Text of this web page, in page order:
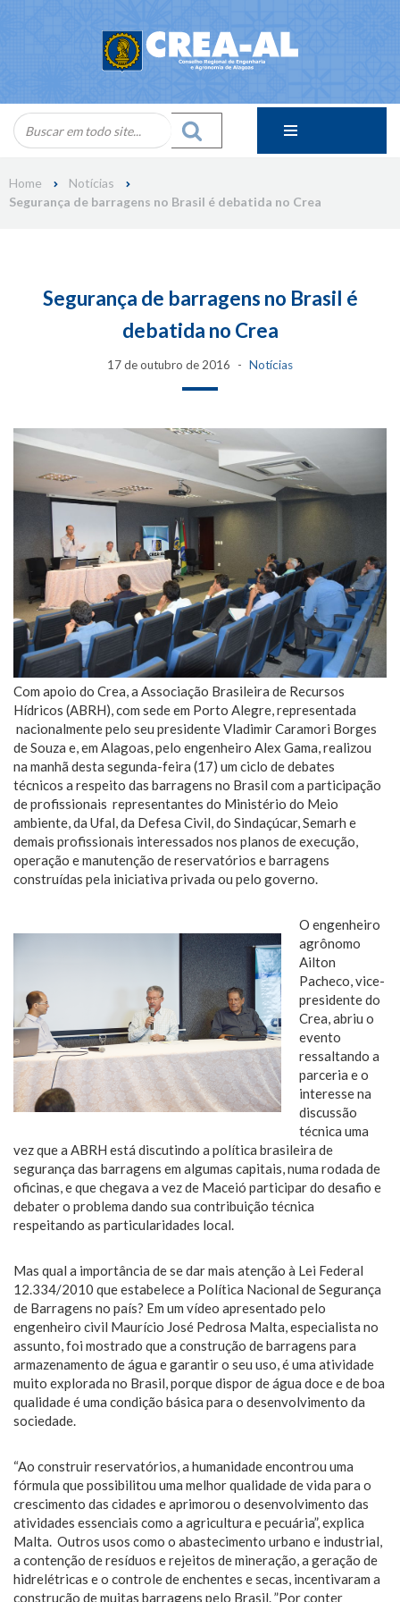
Home
Notícias
Segurança de barragens no Brasil é debatida no Crea
Segurança de barragens no Brasil é
debatida no Crea
17 de outubro de 2016 Notícias
Com apoio do Crea, a Associação Brasileira de Recursos
Hídricos (ABRH), com sede em Porto Alegre, representada
nacionalmente pelo seu presidente Vladimir Caramori Borges
de Souza e, em Alagoas, pelo engenheiro Alex Gama, realizou
na manhã desta segunda-feira (17) um ciclo de debates
técnicos a respeito das barragens no Brasil com a participação
de profissionais representantes do Ministério do Meio
ambiente, da Ufal, da Defesa Civil, do Sindaçúcar, Semarh e
demais profissionais interessados nos planos de execução,
operação e manutenção de reservatórios e barragens
construídas pela iniciativa privada ou pelo governo.
O engenheiro
agrônomo
Ailton
Pacheco, vice-
presidente do
Crea, abriu o
evento
ressaltando a
parceria e o
interesse na
discussão
técnica uma
vez que a ABRH está discutindo a política brasileira de
segurança das barragens em algumas capitais, numa rodada de
oficinas, e que chegava a vez de Maceió participar do desafio e
debater o problema dando sua contribuição técnica
respeitando as particularidades local.
Mas qual a importância de se dar mais atenção à Lei Federal
12.334/2010 que estabelece a Política Nacional de Segurança
de Barragens no país? Em um vídeo apresentado pelo
engenheiro civil Maurício José Pedrosa Malta, especialista no
assunto, foi mostrado que a construção de barragens para
armazenamento de água e garantir o seu uso, é uma atividade
muito explorada no Brasil, porque dispor de água doce e de boa
qualidade é uma condição básica para o desenvolvimento da
sociedade.
“Ao construir reservatórios, a humanidade encontrou uma
fórmula que possibilitou uma melhor qualidade de vida para o
crescimento das cidades e aprimorou o desenvolvimento das
atividades essenciais como a agricultura e pecuária”, explica
Malta. Outros usos como o abastecimento urbano e industrial,
a contenção de resíduos e rejeitos de mineração, a geração de
hidrelétricas e o controle de enchentes e secas, incentivaram a
construção de muitas barragens pelo Brasil. ”Por conter